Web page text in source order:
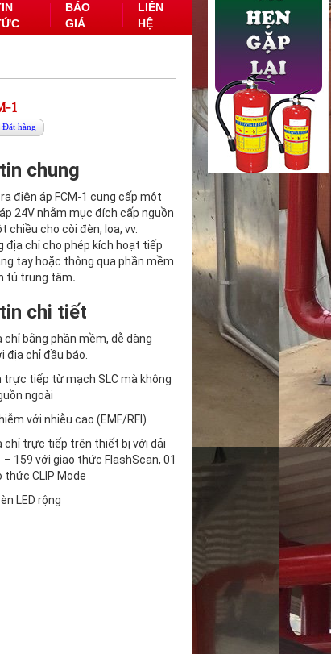
BÁO
GIÁ
LIÊN
HỆ
1
Đặt hàng
chung
điện áp FCM-1 cung cấp một
24V nhằm mục đích cấp nguồn
chiều cho còi đèn, loa, vv.
địa chỉ cho phép kích hoạt tiếp
tay hoặc thông qua phần mềm
tủ trung tâm.
chi tiết
chỉ bằng phần mềm, dễ dàng
địa chỉ đầu báo.
trực tiếp từ mạch SLC mà không
ngoài
với nhiễu cao (EMF/RFI)
chỉ trực tiếp trên thiết bị với dải
159 với giao thức FlashScan, 01
thức CLIP Mode
LED rộng